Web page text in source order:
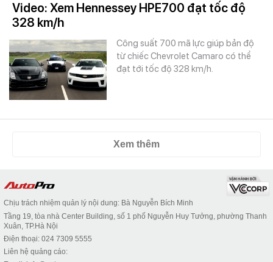
Video: Xem Hennessey HPE700 đạt tốc độ
328 km/h
Công suất 700 mã lực giúp bản độ
từ chiếc Chevrolet Camaro có thể
đạt tới tốc độ 328 km/h.
Xem thêm
Chịu trách nhiệm quản lý nội dung: Bà Nguyễn Bích Minh
Tầng 19, tòa nhà Center Building, số 1 phố Nguyễn Huy Tưởng, phường Thanh
Xuân, TP.Hà Nội
Điện thoại: 024 7309 5555
Liên hệ quảng cáo: